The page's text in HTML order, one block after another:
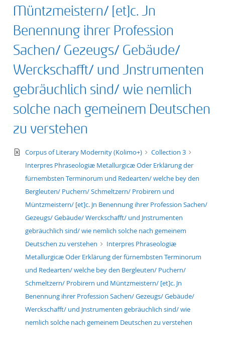
10
20
Müntzmeistern/ [et]c. Jn
Benennung ihrer Profession
Sachen/ Gezeugs/ Gebäude/
Werckschafft/ und Jnstrumenten
gebräuchlich sind/ wie nemlich
solche nach gemeinem Deutschen
zu verstehen
text/xml
Corpus of Literary Modernity (Kolimo+)
Collection 3
Interpres Phraseologiæ Metallurgicæ Oder Erklärung der
fürnembsten Terminorum und Redearten/ welche bey den
Bergleuten/ Puchern/ Schmeltzern/ Probirern und
Müntzmeistern/ [et]c. Jn Benennung ihrer Profession Sachen/
Gezeugs/ Gebäude/ Werckschafft/ und Jnstrumenten
gebräuchlich sind/ wie nemlich solche nach gemeinem
Deutschen zu verstehen
Interpres Phraseologiæ
Metallurgicæ Oder Erklärung der fürnembsten Terminorum
und Redearten/ welche bey den Bergleuten/ Puchern/
Schmeltzern/ Probirern und Müntzmeistern/ [et]c. Jn
Benennung ihrer Profession Sachen/ Gezeugs/ Gebäude/
Werckschafft/ und Jnstrumenten gebräuchlich sind/ wie
nemlich solche nach gemeinem Deutschen zu verstehen